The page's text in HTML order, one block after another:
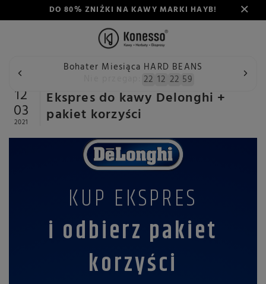
DO 80% ZNIŻKI NA KAWY MARKI HAYB!
Bohater Miesiąca HARD BEANS
22 12 22 59
Wstecz Konesso Aktualności Ekspres do kawy
12
03
2021
Ekspres do kawy Delonghi +
pakiet korzyści
KUP EKSPRES
i odbierz pakiet
korzyści